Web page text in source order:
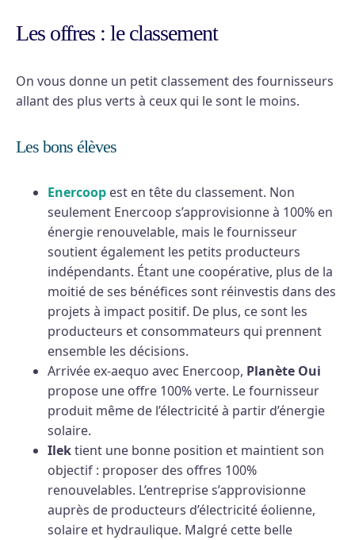
Les offres : le classement
On vous donne un petit classement des fournisseurs
allant des plus verts à ceux qui le sont le moins.
Les bons élèves
Enercoop est en tête du classement. Non
seulement Enercoop s’approvisionne à 100% en
énergie renouvelable, mais le fournisseur
soutient également les petits producteurs
indépendants. Étant une coopérative, plus de la
moitié de ses bénéfices sont réinvestis dans des
projets à impact positif. De plus, ce sont les
producteurs et consommateurs qui prennent
ensemble les décisions.
Arrivée ex-aequo avec Enercoop, Planète Oui
propose une offre 100% verte. Le fournisseur
produit même de l’électricité à partir d’énergie
solaire.
Ilektient une bonne position et maintient son
objectif : proposer des offres 100%
renouvelables. L’entreprise s’approvisionne
auprès de producteurs d’électricité éolienne,
solaire et hydraulique. Malgré cette belle